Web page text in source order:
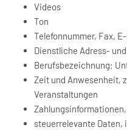
Videos
Ton
Telefonnummer, Fax,
Dienstliche Adress-
Berufsbezeichnung;
Zeit und Anwesenheit,
Veranstaltungen
steuerrelevante Daten,